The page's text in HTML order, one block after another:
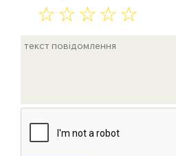
☆
☆
☆
☆
☆